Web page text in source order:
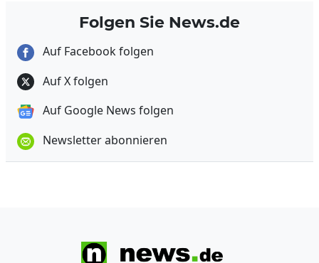
Folgen Sie News.de
Auf Facebook folgen
Auf X folgen
Auf Google News folgen
Newsletter abonnieren